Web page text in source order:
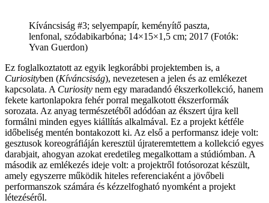
Kíváncsiság #3; selyempapír, keményítő paszta,
lenfonal, szódabikarbóna; 14×15×1,5 cm; 2017 (Fotók:
Yvan Guerdon)
Ez foglalkoztatott az egyik legkorábbi projektemben is, a
Curiosityben (Kíváncsiság), nevezetesen a jelen és az emlékezet
kapcsolata. A Curiosity nem egy maradandó ékszerkollekció, hanem
fekete kartonlapokra fehér porral megalkotott ékszerformák
sorozata. Az anyag természetéből adódóan az ékszert újra kell
formálni minden egyes kiállítás alkalmával. Ez a projekt kétféle
időbeliség mentén bontakozott ki. Az első a performansz ideje volt:
gesztusok koreográfiáján keresztül újrateremtettem a kollekció egyes
darabjait, ahogyan azokat eredetileg megalkottam a stúdiómban. A
második az emlékezés ideje volt: a projektről fotósorozat készült,
amely egyszerre működik hiteles referenciaként a jövőbeli
performanszok számára és kézzelfogható nyomként a projekt
létezéséről.